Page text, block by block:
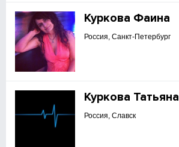
Куркова Фаина
Россия, Санкт-Петербург
Куркова Татьяна
Россия, Славск